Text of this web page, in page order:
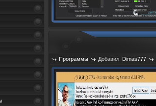
Программы Добавил: Dimas777